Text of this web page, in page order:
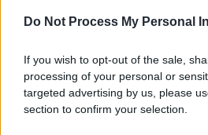
Do Not Process My Personal
If you wish to opt-out of the sale,
processing of your personal or
targeted advertising by us, please
section to confirm your selection.